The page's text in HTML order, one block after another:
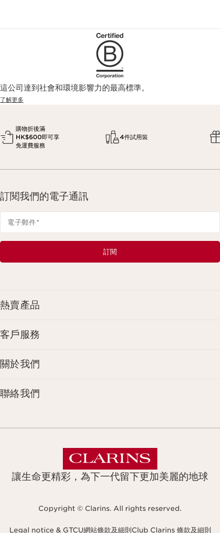
這公司達到社會和環境影響力的最高標準。
了解更多
購物折後滿
HK$600即可享
免運費服務
4件試用裝
訂閱我們的電子通訊
電子郵件*
訂閱
熱賣產品
客戶服務
關於我們
聯絡我們
讓生命更精彩，為下一代留下更加美麗的地球
Copyright © Clarins. All rights reserved.
Legal notice & GTCU網站條款及細則 Club Clarins 條款及細則